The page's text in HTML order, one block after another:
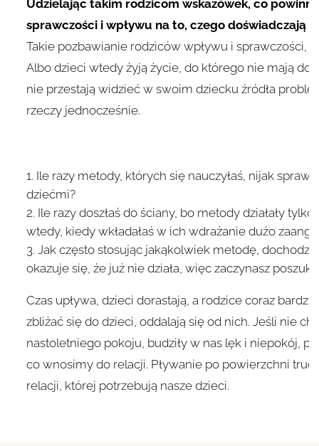
Udzielając takim rodzicom wskazówek, co
sprawczości i wpływu na to, czego doświadczają
Takie pozbawianie rodziców wpływu i sprawczości,
Albo dzieci wtedy żyją życie, do którego nie mają
nie przestają widzieć w swoim dziecku źródła
rzeczy jednocześnie.
Ile razy metody, których się nauczyłaś, nijak
dziećmi?
Ile razy doszłaś do ściany, bo metody działały
wtedy, kiedy wkładałaś w ich wdrażanie dużo
Jak często stosując jakąkolwiek metodę,
okazuje się, że już nie działa, więc zaczynasz
Czas upływa, dzieci dorastają, a rodzice coraz
zbliżać się do dzieci, oddalają się od nich. Jeśli nie
nastoletniego pokoju, budziły w nas lęk i niepokój,
co wnosimy do relacji. Pływanie po powierzchni
relacji, której potrzebują nasze dzieci.